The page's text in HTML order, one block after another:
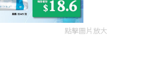
點擊圖片放大